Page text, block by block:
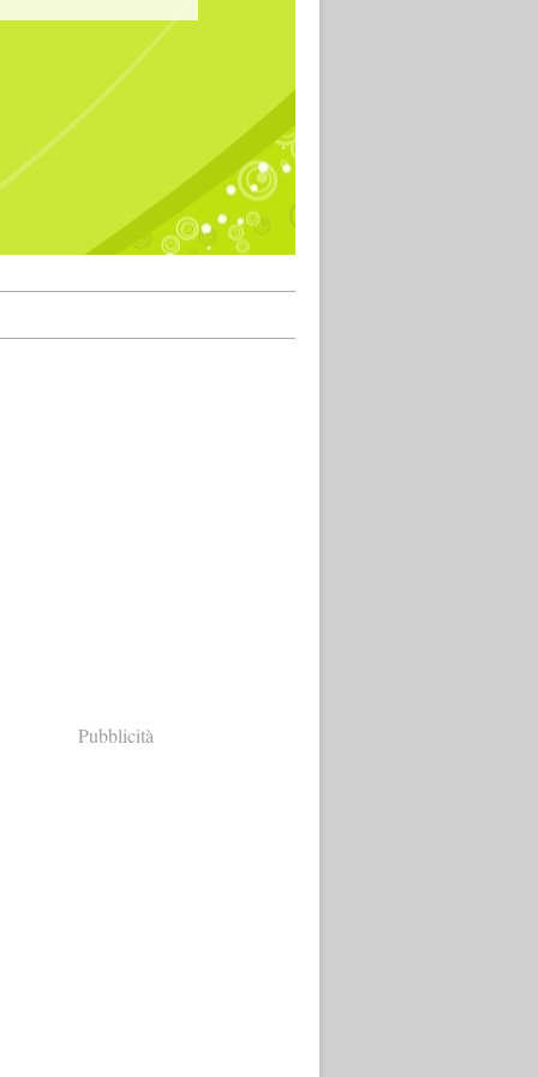
Pubblicità